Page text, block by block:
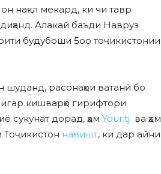
нақл мекард, ки чи тавр
Алакай баъди Навруз
будубоши 5оо тоҷикистонии
шуданд, расонаҳои ватанӣ бо
кишварҳо гирифтори
сукунат дорад, ҳам Your.tj ва ҳам
навишт, ки дар айни